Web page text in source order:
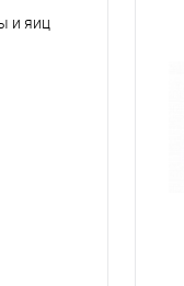
и яиц